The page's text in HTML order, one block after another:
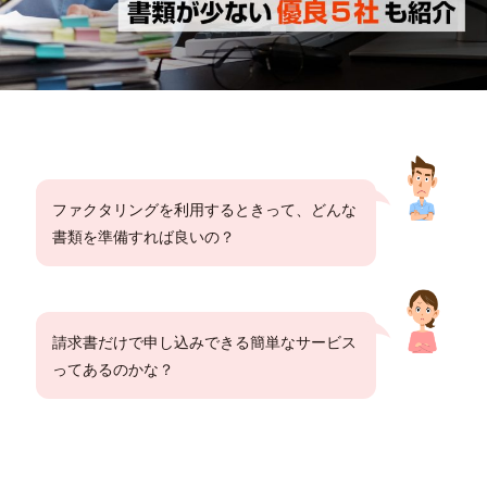
ファクタリングを利用するときって、どんな
書類を準備すれば良いの？
請求書だけで申し込みできる簡単なサービス
ってあるのかな？